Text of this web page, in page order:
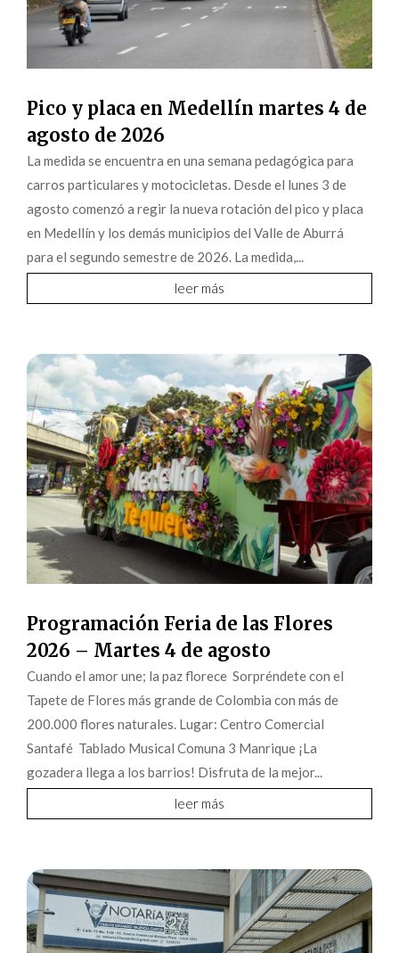
Pico y placa en Medellín martes 4 de
agosto de 2026
La medida se encuentra en una semana pedagógica para
carros particulares y motocicletas. Desde el lunes 3 de
agosto comenzó a regir la nueva rotación del pico y placa
en Medellín y los demás municipios del Valle de Aburrá
para el segundo semestre de 2026. La medida,...
leer más
Programación Feria de las Flores
2026 – Martes 4 de agosto
Cuando el amor une; la paz florece Sorpréndete con el
Tapete de Flores más grande de Colombia con más de
200.000 flores naturales. Lugar: Centro Comercial
Santafé Tablado Musical Comuna 3 Manrique ¡La
gozadera llega a los barrios! Disfruta de la mejor...
leer más